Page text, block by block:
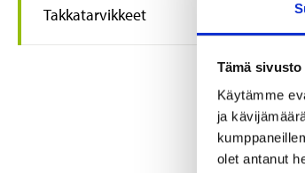
Tämä
Käytämme
ja
olet antanut
Takkatarvikkeet